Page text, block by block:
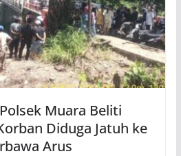
Muara Beliti
Diduga Jatuh ke
Arus